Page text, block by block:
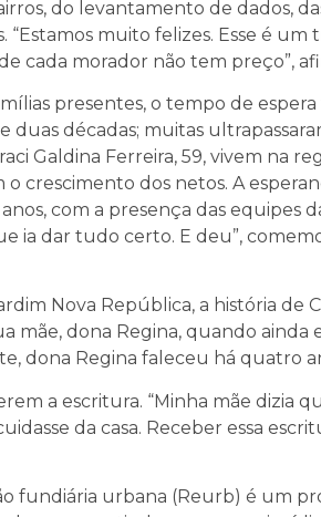
do levantamento de dados,
“Estamos muito felizes. Esse é
cada morador não tem preço”,
presentes, o tempo de
décadas; muitas
Galdina Ferreira, 59, vivem na
crescimento dos netos. A
com a presença das equipes
ia dar tudo certo. E deu”,
Nova República, a história de
mãe, dona Regina, quando ainda
dona Regina faleceu há quatro
a escritura. “Minha mãe dizia
da casa. Receber essa
fundiária urbana (Reurb) é um